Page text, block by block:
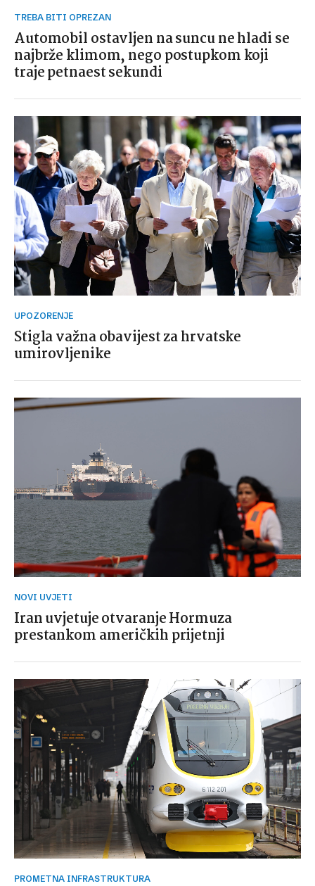
TREBA BITI OPREZAN
Automobil ostavljen na suncu ne hladi se
najbrže klimom, nego postupkom koji
traje petnaest sekundi
UPOZORENJE
Stigla važna obavijest za hrvatske
umirovljenike
NOVI UVJETI
Iran uvjetuje otvaranje Hormuza
prestankom američkih prijetnji
PROMETNA INFRASTRUKTURA